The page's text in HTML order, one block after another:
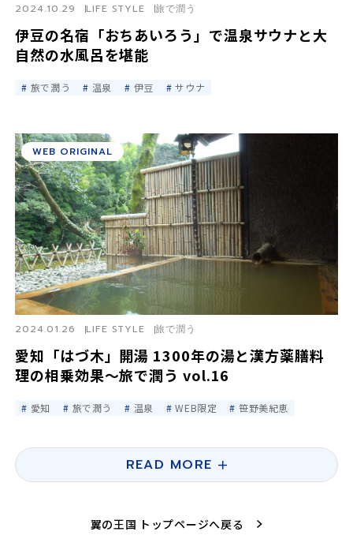
伊豆の名宿「おちあいろう」で温泉サウナと大
自然の水風呂を堪能
2024.10.29 LIFE STYLE 旅で潤う
旅で潤う 温泉 伊豆 サウナ
愛知「はづ木」開湯 1300年の湯と漢方薬膳料
理の相乗効果〜旅で潤う vol.16
2024.01.26 LIFE STYLE 旅で潤う
WEB ORIGINAL
愛知 旅で潤う 温泉 WEB限定 笹野美紀恵
READ MORE
翼の王国 トップページへ戻る